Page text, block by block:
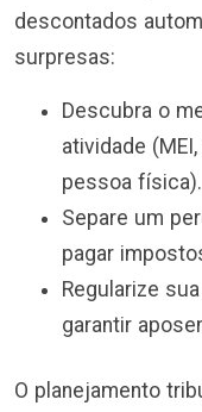
descontados
surpresas:
Descubra o
atividade
pessoa física).
Separe um
pagar
Regularize
garantir
O planejamento